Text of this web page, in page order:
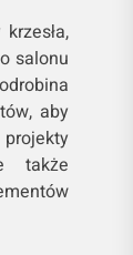
salonu
aby
także